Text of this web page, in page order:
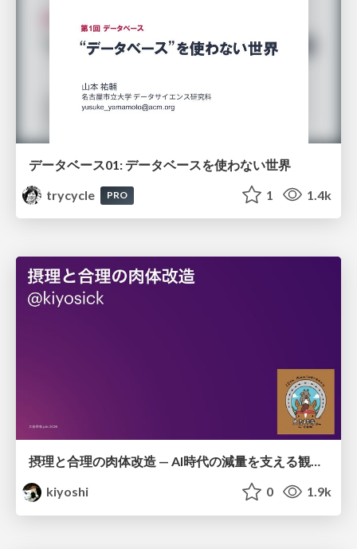
データベース01: データベースを使わない世界
trycycle
PRO 1 1.4k
摂理と合理の肉体改造 — AI時代の減量を支える観測・制御・継続
kiyoshi
0 1.9k